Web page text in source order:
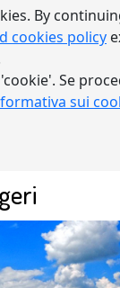
By
cookies policy
Se
sui